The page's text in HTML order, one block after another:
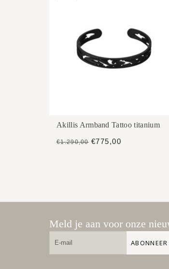
Akillis Armband Tattoo titanium
€1.290,00 €775,00
Meld je aan voor onze
ABONNEER